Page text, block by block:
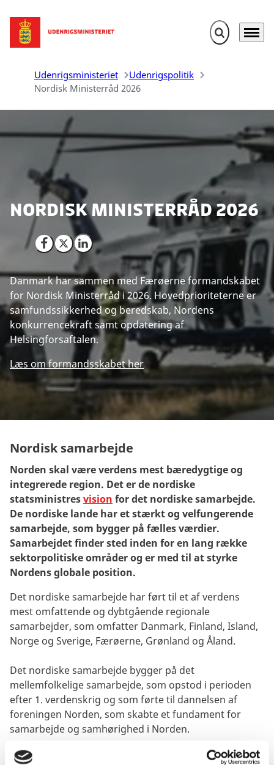
Gå til forsiden Fold søgefelt
Menu
Udenrigsministeriet
Udenrigspolitik
Nordisk Ministerråd 2026
Nordisk Ministerråd 2026
Del på Facebook
Del på X (Twitter)
Del på LinkedIn
Danmark har sammen med Færøerne formandskabet
for Nordisk Ministerråd i 2026. Hovedprioriteterne er
samfundssikkerhed og beredskab, Nordens
konkurrencekraft samt opdatering af
Helsingforsaftalen.
Læs om formandsskabet her
Nordisk samarbejde
Norden skal være verdens mest bæredygtige og
integrerede region. Det er de nordiske
statsministresvision for det nordiske samarbejde.
De nordiske lande har et stærkt og velfungerende
samarbejde, som bygger på fælles værdier.
Samarbejdet finder sted inden for en lang række
sektorpolitiske områder og er med til at styrke
Nordens globale position.
Det nordiske samarbejde har ført til et af verdens
mest omfattende og dybtgående regionale
samarbejder, som omfatter Danmark, Finland, Island,
Norge og Sverige, Færøerne, Grønland og Åland.
Det nordiske samarbejde bygger på det
mellemfolkelige samarbejde, som opstod i perioden
efter 1. verdenskrig og som førte til dannelsen af
foreningen Norden, som skabte et fundament for
samarbejde og samhørighed i Norden.
Det formelle nordiske samarbejde